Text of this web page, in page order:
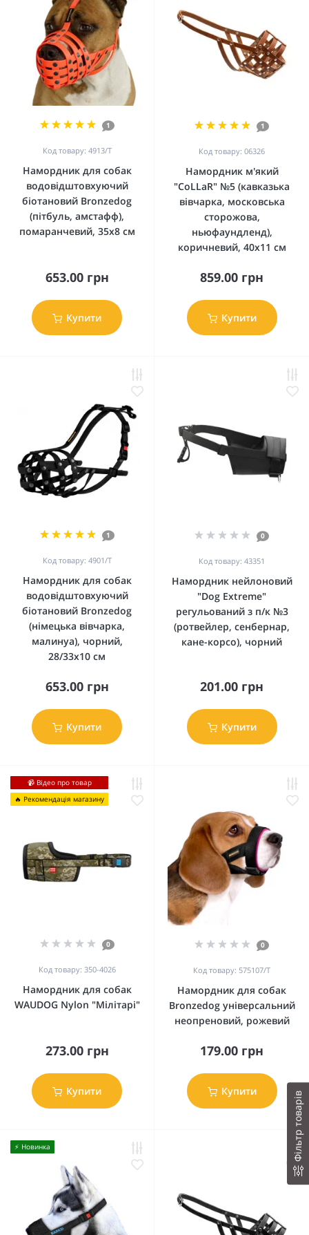
Фільтр товарів
1
Код товару: 4913/T
Намордник для собак
водовідштовхуючий
біотановий Bronzedog
(пітбуль, амстафф),
помаранчевий, 35х8 см
653.00 грн
Купити
1
Код товару: 06326
Намордник м'який
"CoLLaR" №5 (кавказька
вівчарка, московська
сторожова,
ньюфаундленд),
коричневий, 40х11 см
859.00 грн
Купити
1
Код товару: 4901/Т
Намордник для собак
водовідштовхуючий
біотановий Bronzedog
(німецька вівчарка,
малинуа), чорний,
28/33х10 см
653.00 грн
Купити
0
Код товару: 43351
Намордник нейлоновий
"Dog Extremе"
регульований з п/к №3
(ротвейлер, сенбернар,
кане-корсо), чорний
201.00 грн
Купити
📹 Відео про товар
🔥 Рекомендація магазину
0
Код товару: 350-4026
Намордник для собак
WAUDOG Nylon "Мілітарі"
273.00 грн
Купити
0
Код товару: 575107/Т
Намордник для собак
Bronzedog універсальний
неопреновий, рожевий
179.00 грн
Купити
⚡️ Новинка